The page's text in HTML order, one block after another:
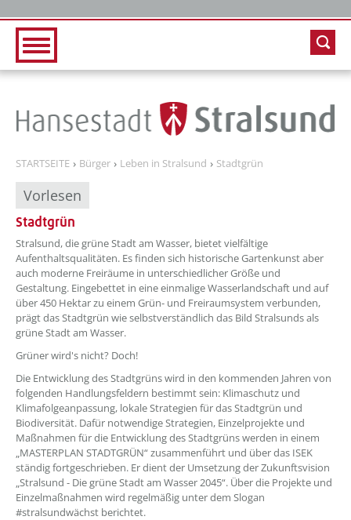
STARTSEITE Bürger Leben in Stralsund Stadtgrün
Vorlesen
Stadtgrün
??? absaetzeOben[1]/titel ???
Stralsund, die grüne Stadt am Wasser, bietet vielfältige
Aufenthaltsqualitäten. Es finden sich historische Gartenkunst aber
auch moderne Freiräume in unterschiedlicher Größe und
Gestaltung. Eingebettet in eine einmalige Wasserlandschaft und auf
über 450 Hektar zu einem Grün- und Freiraumsystem verbunden,
prägt das Stadtgrün wie selbstverständlich das Bild Stralsunds als
grüne Stadt am Wasser.
Grüner wird's nicht? Doch!
Die Entwicklung des Stadtgrüns wird in den kommenden Jahren von
folgenden Handlungsfeldern bestimmt sein: Klimaschutz und
Klimafolgeanpassung, lokale Strategien für das Stadtgrün und
Biodiversität. Dafür notwendige Strategien, Einzelprojekte und
Maßnahmen für die Entwicklung des Stadtgrüns werden in einem
„MASTERPLAN STADTGRÜN“ zusammenführt und über das ISEK
ständig fortgeschrieben. Er dient der Umsetzung der Zukunftsvision
„Stralsund - Die grüne Stadt am Wasser 2045“. Über die Projekte und
Einzelmaßnahmen wird regelmäßig unter dem Slogan
#stralsundwächst berichtet.